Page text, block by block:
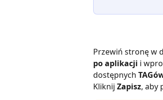
Przewiń stronę w
po aplikacji i
dostępnych
Kliknij Zapisz, aby